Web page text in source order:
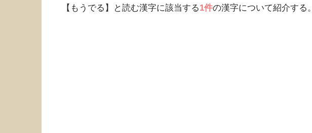
【もうでる】と読む漢字に該当する1件の漢字について紹介する。